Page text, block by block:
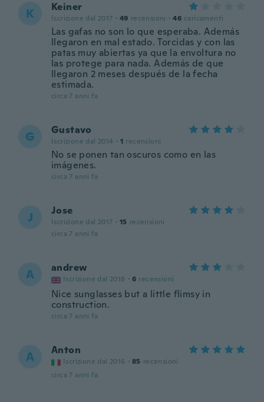
K Keiner
Iscrizione dal 2017 · 49 recensioni · 46 caricamenti
Las gafas no son lo que esperaba. Además
llegaron en mal estado. Torcidas y con las
patas muy abiertas ya que la envoltura no
las protege para nada. Además de que
llegaron 2 meses después de la fecha
estimada.
circa 7 anni fa
G Gustavo
Iscrizione dal 2014 · 1 recensioni
No se ponen tan oscuros como en las
imágenes.
circa 7 anni fa
J Jose
Iscrizione dal 2017 · 15 recensioni
circa 7 anni fa
A andrew
Iscrizione dal 2018 · 6 recensioni
Nice sunglasses but a little flimsy in
construction.
circa 7 anni fa
A Anton
Iscrizione dal 2016 · 85 recensioni
circa 7 anni fa